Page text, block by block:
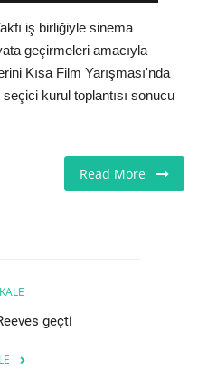
iş birliğiyle sinema
geçirmeleri amacıyla
Kısa Film Yarışması'nda
kurul toplantısı sonucu
Read More
geçti